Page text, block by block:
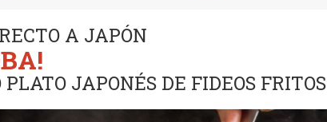
A JAPÓN
PLATO JAPONÉS DE FIDEOS FRITOS